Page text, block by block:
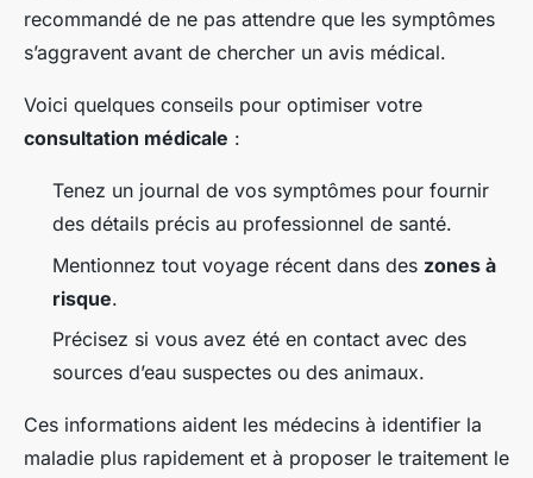
recommandé de ne pas attendre que les symptômes
s’aggravent avant de chercher un avis médical.
Voici quelques conseils pour optimiser votre
consultation médicale :
Tenez un journal de vos symptômes pour fournir
des détails précis au professionnel de santé.
Mentionnez tout voyage récent dans des zones à
risque.
Précisez si vous avez été en contact avec des
sources d’eau suspectes ou des animaux.
Ces informations aident les médecins à identifier la
maladie plus rapidement et à proposer le traitement le